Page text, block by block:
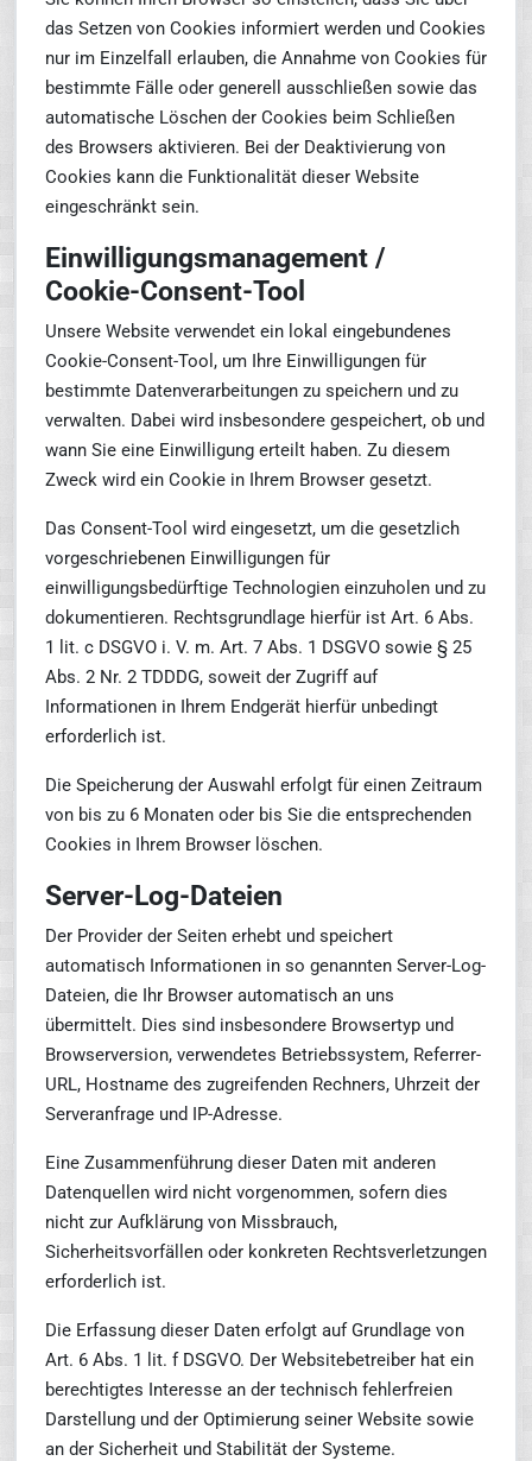
das Setzen von Cookies informiert werden und Cookies
nur im Einzelfall erlauben, die Annahme von Cookies für
bestimmte Fälle oder generell ausschließen sowie das
automatische Löschen der Cookies beim Schließen
des Browsers aktivieren. Bei der Deaktivierung von
Cookies kann die Funktionalität dieser Website
eingeschränkt sein.
Einwilligungsmanagement /
Cookie-Consent-Tool
Unsere Website verwendet ein lokal eingebundenes
Cookie-Consent-Tool, um Ihre Einwilligungen für
bestimmte Datenverarbeitungen zu speichern und zu
verwalten. Dabei wird insbesondere gespeichert, ob und
wann Sie eine Einwilligung erteilt haben. Zu diesem
Zweck wird ein Cookie in Ihrem Browser gesetzt.
Das Consent-Tool wird eingesetzt, um die gesetzlich
vorgeschriebenen Einwilligungen für
einwilligungsbedürftige Technologien einzuholen und zu
dokumentieren. Rechtsgrundlage hierfür ist Art. 6 Abs.
1 lit. c DSGVO i. V. m. Art. 7 Abs. 1 DSGVO sowie § 25
Abs. 2 Nr. 2 TDDDG, soweit der Zugriff auf
Informationen in Ihrem Endgerät hierfür unbedingt
erforderlich ist.
Die Speicherung der Auswahl erfolgt für einen Zeitraum
von bis zu 6 Monaten oder bis Sie die entsprechenden
Cookies in Ihrem Browser löschen.
Server-Log-Dateien
Der Provider der Seiten erhebt und speichert
automatisch Informationen in so genannten Server-Log-
Dateien, die Ihr Browser automatisch an uns
übermittelt. Dies sind insbesondere Browsertyp und
Browserversion, verwendetes Betriebssystem, Referrer-
URL, Hostname des zugreifenden Rechners, Uhrzeit der
Serveranfrage und IP-Adresse.
Eine Zusammenführung dieser Daten mit anderen
Datenquellen wird nicht vorgenommen, sofern dies
nicht zur Aufklärung von Missbrauch,
Sicherheitsvorfällen oder konkreten Rechtsverletzungen
erforderlich ist.
Die Erfassung dieser Daten erfolgt auf Grundlage von
Art. 6 Abs. 1 lit. f DSGVO. Der Websitebetreiber hat ein
berechtigtes Interesse an der technisch fehlerfreien
Darstellung und der Optimierung seiner Website sowie
an der Sicherheit und Stabilität der Systeme.